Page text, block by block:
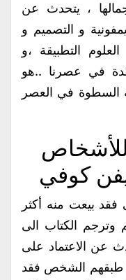
، يتحدث عن
و التصميم و
التطبيقة ،و
في عصرنا ..هو
السطوة في العصر
للأشخاص
كوفي
بيعت منه أكثر
وترجم الكتاب الى
يتحدث عن الاعتماد على
طبقهم الشخص فقد